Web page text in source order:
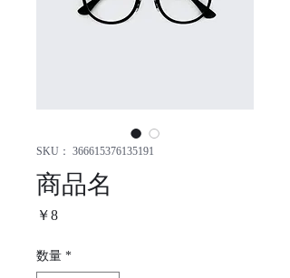
SKU： 366615376135191
商品名
￥8価
数量 *